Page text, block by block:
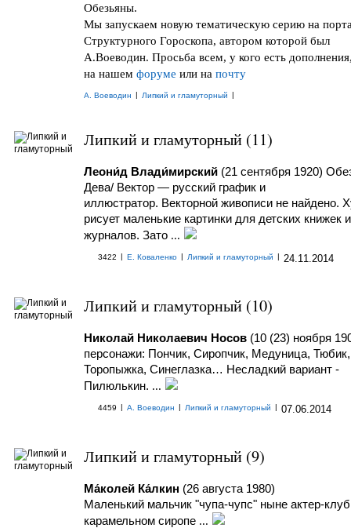
Обезьяны.
Мы запускаем новую тематическую серию на
Структурного Гороскопа, автором которой был
А.Воеводин. Просьба всем, у кого есть
на нашем форуме или на почту
А. Воеводин | Липкий и гламуторный |
Липкий и гламуторный (11)
Леони́д Влади́мирский (21 сентября 1920)
Дева/ Вектор — русский график и
иллюстратор. Векторной живописи не найдено.
рисует маленькие картинки для детских книжек и
журналов. Зато ...
3422 | Е. Коваленко | Липкий и гламуторный | 24.11.2014
Липкий и гламуторный (10)
Николай Николаевич Носов (10 (23) ноября
персонажи: Пончик, Сиропчик, Медуница, Тюбик,
Торопыжка, Синеглазка… Несладкий вариант -
Пилюлькин. ...
4459 | А. Воеводин | Липкий и гламуторный | 07.06.2014
Липкий и гламуторный (9)
Ма́колей Ка́лкин (26 августа 1980)
Маленький мальчик "чупа-чупс" ныне актер-
карамельном сиропе ...